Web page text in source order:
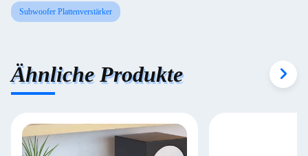
Subwoofer Plattenverstärker
Ähnliche Produkte